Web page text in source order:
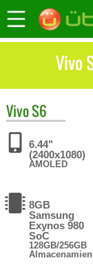
Vivo
VivoS6
6.44"
(2400x1080)
AMOLED
8GB
Samsung
Exynos 980
SoC
128GB/256GB